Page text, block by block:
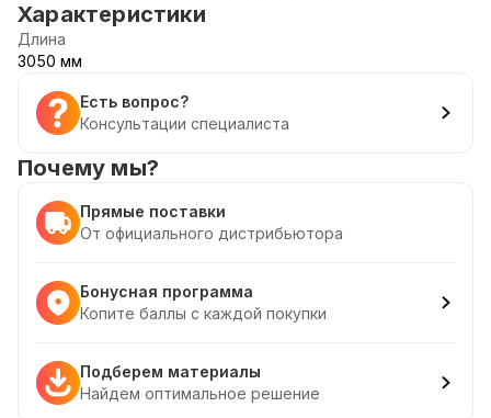
Характеристики
Длина
3050 мм
Есть вопрос?
Консультации специалиста
Почему мы?
Прямые поставки
От официального дистрибьютора
Бонусная программа
Копите баллы с каждой покупки
Подберем материалы
Найдем оптимальное решение